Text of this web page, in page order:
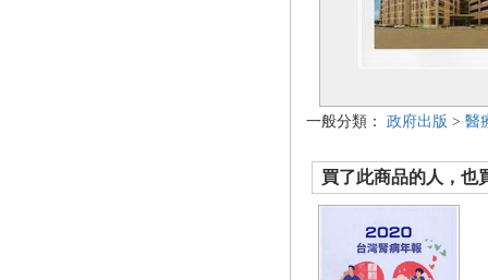
一般分類： 政府出版 > 醫
買了此商品的人，也